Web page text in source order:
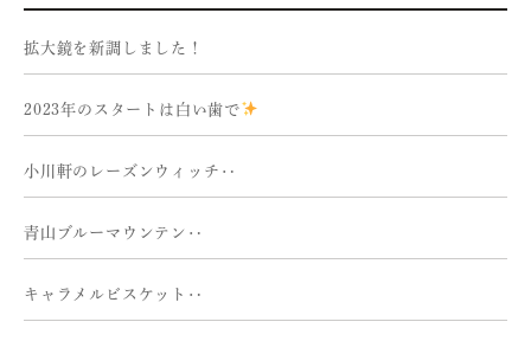
拡大鏡を新調しました！
2023年のスタートは白い歯で
小川軒のレーズンウィッチ‥
青山ブルーマウンテン‥
キャラメルビスケット‥